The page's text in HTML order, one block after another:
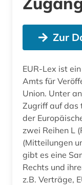
Zur
EUR-Lex ist
Amts für
Union. Unter
Zugriff auf
der
zwei Reihen L
(Mitteilungen
gibt es eine
Rechts und
z.B. Verträge,